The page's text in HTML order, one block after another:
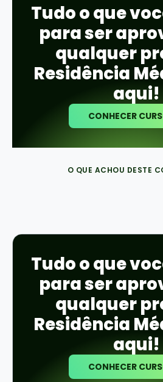
Tudo o que
para ser
qualquer
Residência
aqui!
CONHECER
O QUE ACHOU DESTE
Tudo o que
para ser
qualquer
Residência
aqui!
CONHECER